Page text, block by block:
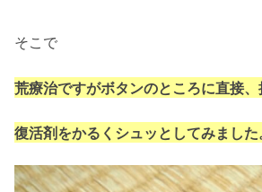
そこで
荒療治ですがボタンのところに直接、
復活剤をかるくシュッとしてみました